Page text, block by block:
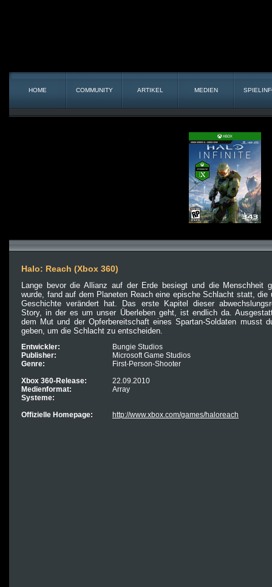
HOME COMMUNITY ARTIKEL MEDIEN
Halo: Reach (Xbox 360)
Lange bevor die Allianz auf der Erde besiegt und die Menschheit
wurde, fand auf dem Planeten Reach eine epische Schlacht statt, die
Geschichte verändert hat. Das erste Kapitel dieser
Story, in der es um unser Überleben geht, ist endlich da.
dem Mut und der Opferbereitschaft eines Spartan-Soldaten musst
geben, um die Schlacht zu entscheiden.
Entwickler:
Publisher:
Genre:
Xbox 360-Release:
Medienformat:
Systeme:
Offizielle Homepage:
Bungie Studios
Microsoft Game Studios
First-Person-Shooter
22.09.2010
Array
http://www.xbox.com/games/haloreach